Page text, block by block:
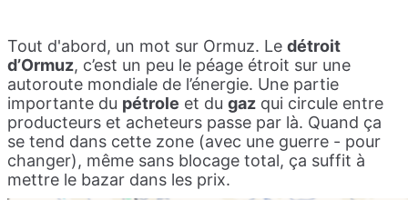
Tout d'abord, un mot sur Ormuz. Le détroit
d’Ormuz, c’est un peu le péage étroit sur une
autoroute mondiale de l’énergie. Une partie
importante du pétrole et du gaz qui circule entre
producteurs et acheteurs passe par là. Quand ça
se tend dans cette zone (avec une guerre - pour
changer), même sans blocage total, ça suffit à
mettre le bazar dans les prix.